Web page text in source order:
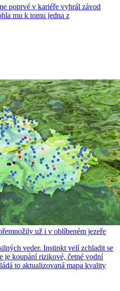
poprvé v kariéře vyhrál závod
mu k tomu jedna z
už i v oblíbeném jezeře
veder. Instinkt velí zchladit se
je koupání rizikové, četné vodní
to aktualizovaná mapa kvality